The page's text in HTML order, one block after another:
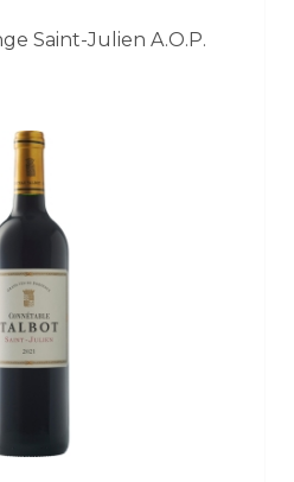
Saint-Julien A.O.P.